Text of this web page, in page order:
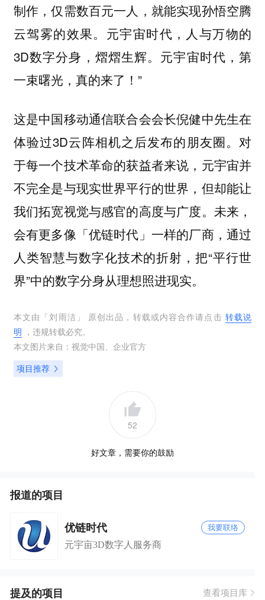
制作，仅需数百元一人，就能实现孙悟空腾
云驾雾的效果。元宇宙时代，人与万物的
3D数字分身，熠熠生辉。元宇宙时代，第
一束曙光，真的来了！”
这是中国移动通信联合会会长倪健中先生在
体验过3D云阵相机之后发布的朋友圈。对
于每一个技术革命的获益者来说，元宇宙并
不完全是与现实世界平行的世界，但却能让
我们拓宽视觉与感官的高度与广度。未来，
会有更多像「优链时代」一样的厂商，通过
人类智慧与数字化技术的折射，把“平行世
界”中的数字分身从理想照进现实。
本文由「刘雨洁 」 原创出品，转载或内容合作请点击 转载说
明 ，违规转载必究。
本文图片来自： 视觉中国
企业官方
项目推荐
52
好文章，需要你的鼓励
报道的项目
优链时代 我要联络
元宇亩3D数字人服务商
提及的项目 查看项目库